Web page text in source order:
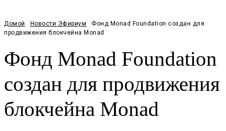
Домой Новости Эфириум
Фонд Monad Foundation создан для
продвижения блокчейна Monad
Фонд Monad Foundation
создан для продвижения
блокчейна Monad